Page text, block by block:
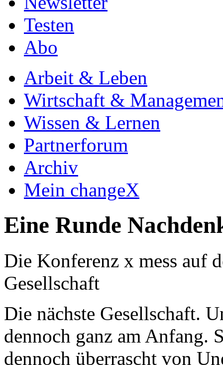
Testen
Abo
Arbeit & Leben
Wirtschaft &
Wissen & Lernen
Partnerforum
Archiv
Mein changeX
Eine Runde
Die Konferenz x mess auf
Gesellschaft
Die nächste Gesellschaft.
dennoch ganz am Anfang.
dennoch überrascht von